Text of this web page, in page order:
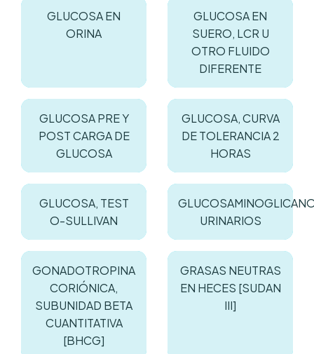
GLUCOSA EN
ORINA
GLUCOSA EN
SUERO, LCR U
OTRO FLUIDO
DIFERENTE
GLUCOSA PRE Y
POST CARGA DE
GLUCOSA
GLUCOSA, CURVA
DE TOLERANCIA 2
HORAS
GLUCOSA, TEST
O-SULLIVAN
URINARIOS
GONADOTROPINA
CORIÓNICA,
SUBUNIDAD BETA
CUANTITATIVA
[BHCG]
GRASAS NEUTRAS
EN HECES [SUDAN
III]